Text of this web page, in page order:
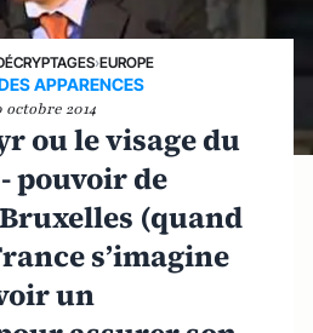
›EUROPE
APPARENCES
octobre 2014
ou le visage du
pouvoir de
(quand
s’imagine
un